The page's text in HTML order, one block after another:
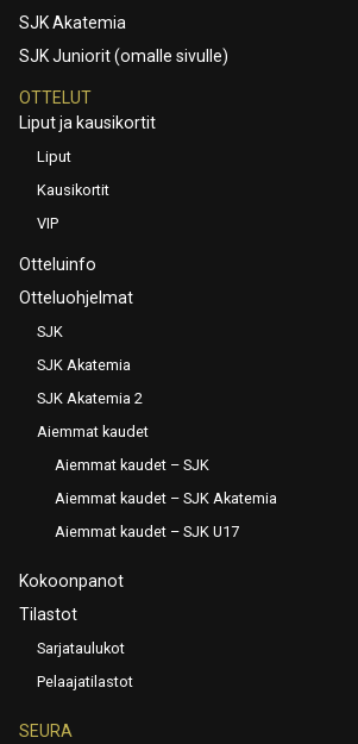
SJK Akatemia
SJK Juniorit (omalle sivulle)
OTTELUT
Liput ja kausikortit
Liput
Kausikortit
VIP
Otteluinfo
Otteluohjelmat
SJK
SJK Akatemia
SJK Akatemia 2
Aiemmat kaudet
Aiemmat kaudet – SJK
Aiemmat kaudet – SJK Akatemia
Aiemmat kaudet – SJK U17
Kokoonpanot
Tilastot
Sarjataulukot
Pelaajatilastot
SEURA